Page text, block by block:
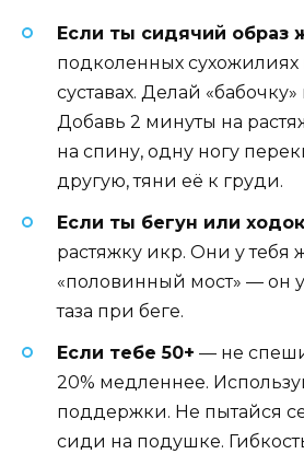
Если ты сидячий образ
подколенных сухожилиях
суставах. Делай
Добавь 2 минуты на
на спину, одну ногу
другую, тяни её к груди.
Если ты бегун или ходок
растяжку икр. Они у тебя
«половинный мост» — он
таза при беге.
Если тебе 50+ — не
20% медленнее.
поддержки. Не пытайся
сиди на подушке.